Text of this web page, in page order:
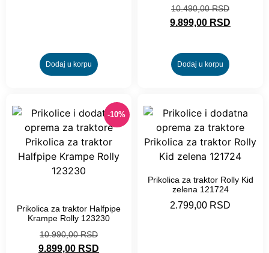
Dodaj u korpu
10.490,00RSD
9.899,00 RSD
Dodaj u korpu
-10%
Prikolica za traktor Halfpipe
Krampe Rolly 123230
10.990,00RSD
9.899,00 RSD
Prikolica za traktor Rolly Kid
zelena 121724
2.799,00 RSD